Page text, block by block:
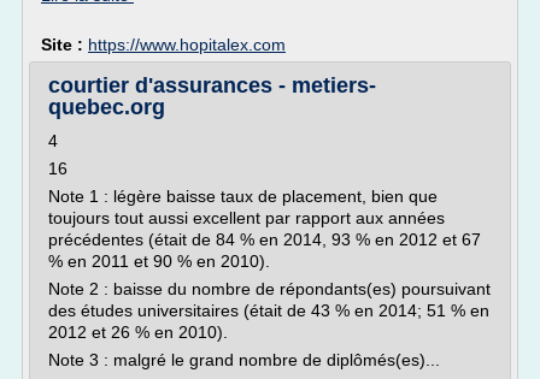
Site : https://www.hopitalex.com
courtier d'assurances - metiers-
quebec.org
4
16
Note 1 : légère baisse taux de placement, bien que
toujours tout aussi excellent par rapport aux années
précédentes (était de 84 % en 2014, 93 % en 2012 et 67
% en 2011 et 90 % en 2010).
Note 2 : baisse du nombre de répondants(es) poursuivant
des études universitaires (était de 43 % en 2014; 51 % en
2012 et 26 % en 2010).
Note 3 : malgré le grand nombre de diplômés(es)...